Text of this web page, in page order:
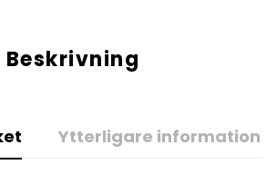
Beskrivning
Ytterligare information